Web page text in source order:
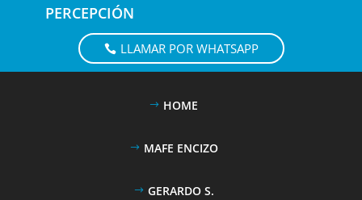
PERCEPCIÓN
LLAMAR POR WHATSAPP
HOME
MAFE ENCIZO
GERARDO S.